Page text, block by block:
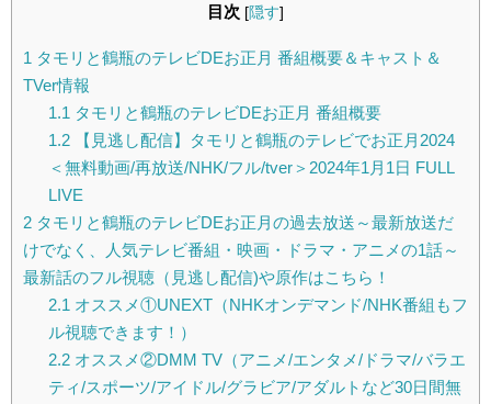
目次 [隠す]
1 タモリと鶴瓶のテレビDEお正月 番組概要＆キャスト＆
TVer情報
1.1 タモリと鶴瓶のテレビDEお正月 番組概要
1.2【見逃し配信】タモリと鶴瓶のテレビでお正月2024
＜無料動画/再放送/NHK/フル/tver＞2024年1月1日 FULL
LIVE
2 タモリと鶴瓶のテレビDEお正月の過去放送～最新放送だ
けでなく、人気テレビ番組・映画・ドラマ・アニメの1話～
最新話のフル視聴（見逃し配信)や原作はこちら！
2.1 オススメ①UNEXT（NHKオンデマンド/NHK番組もフ
ル視聴できます！）
2.2オススメ②DMM TV（アニメ/エンタメ/ドラマ/バラエ
ティ/スポーツ/アイドル/グラビア/アダルトなど30日間無